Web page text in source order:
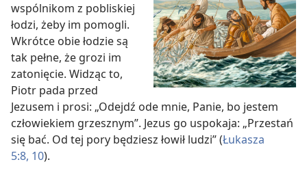
wspólnikom z pobliskiej
łodzi, żeby im pomogli.
Wkrótce obie łodzie są
tak pełne, że grozi im
zatonięcie. Widząc to,
Piotr pada przed
Jezusem i prosi: „Odejdź ode mnie, Panie, bo jestem
człowiekiem grzesznym”. Jezus go uspokaja: „Przestań
się bać. Od tej pory będziesz łowił ludzi” (Łukasza
5:8, 10).